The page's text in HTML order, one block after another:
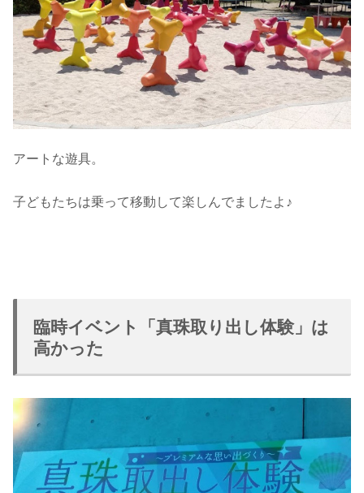
アートな遊具。
子どもたちは乗って移動して楽しんでましたよ♪
臨時イベント「真珠取り出し体験」は
高かった